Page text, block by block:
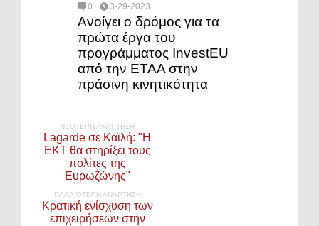
0 3-29-2023
Ανοίγει ο δρόμος για τα
πρώτα έργα του
προγράμματος InvestEU
από την ΕΤΑΑ στην
πράσινη κινητικότητα
ΝΕΌΤΕΡΗ ΑΝΆΡΤΗΣΗ
Lagarde σε Καϊλή: "Η
ΕΚΤ θα στηρίξει τους
πολίτες της
Ευρωζώνης"
ΠΑΛΑΙΌΤΕΡΗ ΑΝΆΡΤΗΣΗ
Κρατική ενίσχυση των
επιχειρήσεων στην